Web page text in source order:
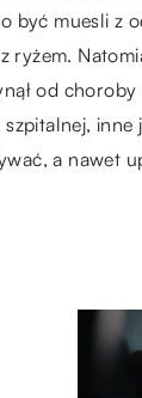
być muesli z
ryżem.
od
a nawet